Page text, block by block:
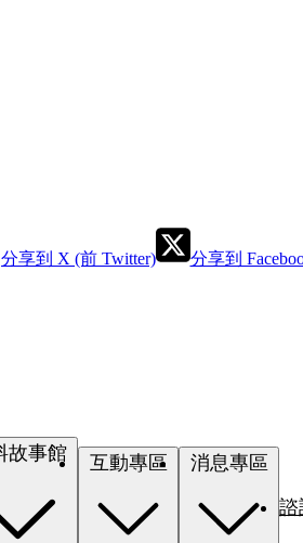
分享到 X (前 Twitter) 分享到
資料故事館
諮